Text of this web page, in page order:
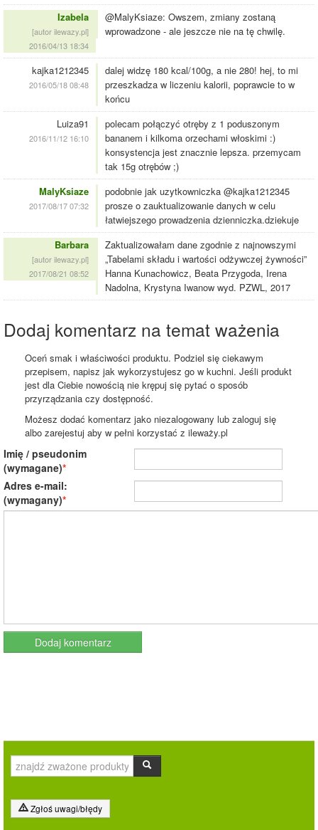
Izabela
[autor ilewazy.pl]
2016/04/13 18:34
@MalyKsiaze: Owszem, zmiany zostaną
wprowadzone - ale jeszcze nie na tę chwilę.
kajka1212345
2016/05/18 08:48
dalej widzę 180 kcal/100g, a nie 280! hej, to mi
przeszkadza w liczeniu kalorii, poprawcie to w
końcu
Luiza91
2016/11/12 16:10
polecam połączyć otręby z 1 poduszonym
bananem i kilkoma orzechami włoskimi :)
konsystencja jest znacznie lepsza. przemycam
tak 15g otrębów ;)
MalyKsiaze
2017/08/17 07:32
podobnie jak uzytkowniczka @kajka1212345
prosze o zauktualizowanie danych w celu
łatwiejszego prowadzenia dzienniczka.dziekuje
Barbara
[autor ilewazy.pl]
2017/08/21 08:52
Zaktualizowałam dane zgodnie z najnowszymi
„Tabelami składu i wartości odżywczej żywności”
Hanna Kunachowicz, Beata Przygoda, Irena
Nadolna, Krystyna Iwanow wyd. PZWL, 2017
Dodaj komentarz na temat ważenia
Oceń smak i właściwości produktu. Podziel się ciekawym
przepisem, napisz jak wykorzystujesz go w kuchni. Jeśli produkt
jest dla Ciebie nowością nie krępuj się pytać o sposób
przyrządzania czy dostępność.
Możesz dodać komentarz jako niezalogowany lub zaloguj się
albo zarejestuj aby w pełni korzystać z ileważy.pl
Imię / pseudonim
(wymagane)
Adres e-mail:
(wymagany)
Zgłoś uwagi/błędy